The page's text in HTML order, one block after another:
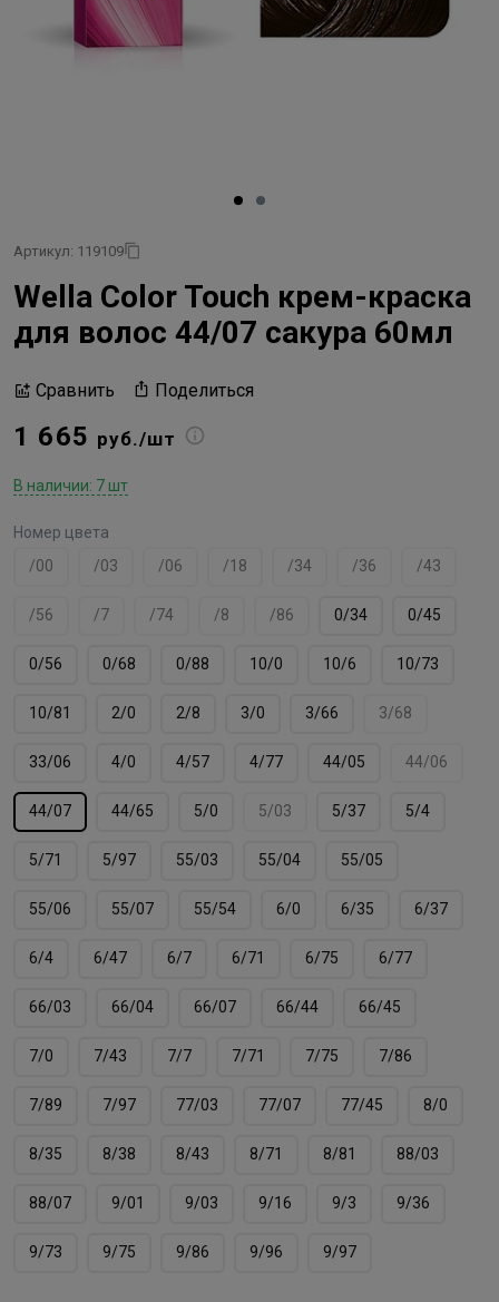
Артикул: 119109
Wella Color Touch крем-краска
для волос 44/07 сакура 60мл
Сравнить Поделиться
1 665 руб./шт
В наличии: 7 шт
Номер цвета
/00
/03 /06 /18 /34 /36 /43
/56 /7 /74 /8 /86 0/34 0/45
0/56 0/68 0/88 10/0 10/6 10/73
10/81 2/0 2/8 3/0 3/66 3/68
33/06 4/0 4/57 4/77 44/05 44/06
44/07 44/65 5/0 5/03 5/37 5/4
5/71 5/97 55/03 55/04 55/05
55/06 55/07 55/54 6/0 6/35 6/37
6/4 6/47 6/7 6/71 6/75 6/77
66/03 66/04 66/07 66/44 66/45
7/0 7/43 7/7 7/71 7/75 7/86
7/89 7/97 77/03 77/07 77/45 8/0
8/35 8/38 8/43 8/71 8/81 88/03
88/07 9/01 9/03 9/16 9/3 9/36
9/73 9/75 9/86 9/96 9/97